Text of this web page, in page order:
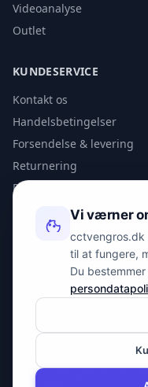
Videoanalyse
Outlet
KUNDESERVICE
Kontakt os
Handelsbetingelser
Forsendelse & levering
Returnering
Privatlivspolitik
KONTAKT
info@spyman.dk
Peter Bangs Vej 153,
© 2026 cctvengros.dk — En
Vi værner
cctvengros.dk
til at fungere,
Du